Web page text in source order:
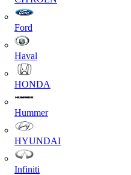
Ford
Haval
HONDA
Hummer
HYUNDAI
Infiniti